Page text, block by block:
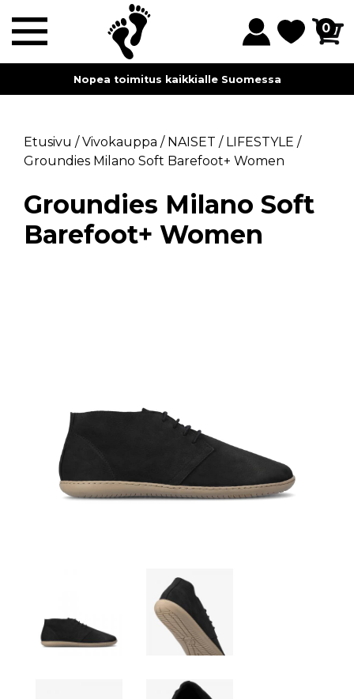
0
Nopea toimitus kaikkialle Suomessa
Etusivu /Vivokauppa / NAISET / LIFESTYLE /
Groundies Milano Soft Barefoot+ Women
Groundies Milano Soft
Barefoot+ Women